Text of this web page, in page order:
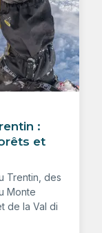
:
et
Trentin, des
Monte
de la Val di